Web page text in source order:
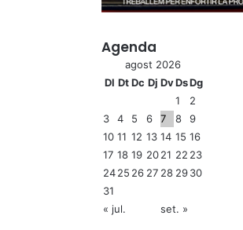
Agenda
agost 2026
Dl Dt Dc Dj DvDsDg
1
2
3
4 5 6 7 8
9
10 11 12 13 14 15 16
17 18 19 2021 22 23
2425 26 27 28 2930
31
« jul.
set. »